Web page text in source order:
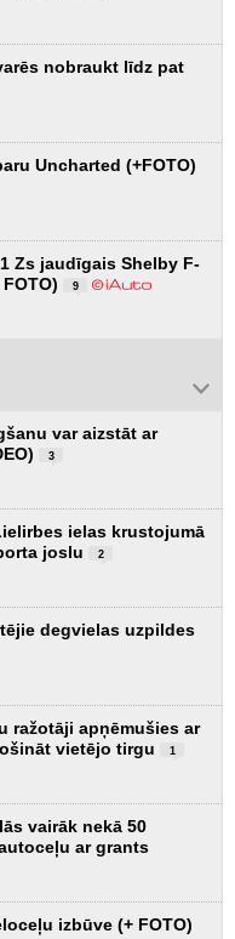
nobraukt līdz pat
Uncharted (+FOTO)
Zs jaudīgais Shelby F-
9
var aizstāt ar
3
ielas krustojumā
joslu
2
degvielas uzpildes
ražotāji apņēmušies ar
vietējo tirgu
1
vairāk nekā 50
ar grants
izbūve (+ FOTO)